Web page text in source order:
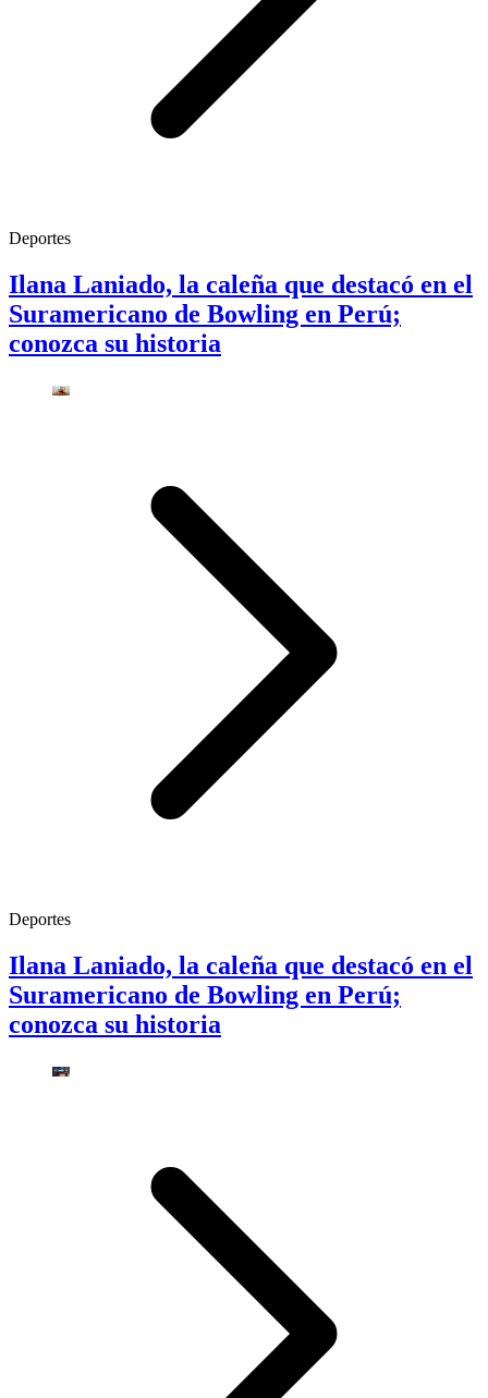
Deportes
Ilana Laniado, la caleña que destacó en el
Suramericano de Bowling en Perú;
conozca su historia
Deportes
Ilana Laniado, la caleña que destacó en el
Suramericano de Bowling en Perú;
conozca su historia